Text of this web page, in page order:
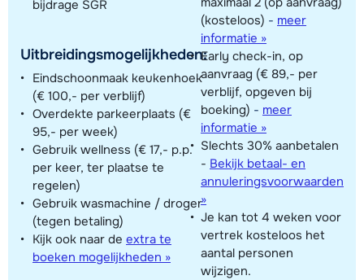
bijdrage SGR
Uitbreidingsmogelijkheden:
Eindschoonmaak keukenhoek
(€ 100,- per verblijf)
Overdekte parkeerplaats (€
95,- per week)
Gebruik wellness (€ 17,- p.p.
per keer, ter plaatse te
regelen)
Gebruik wasmachine / droger
(tegen betaling)
Kijk ook naar de extra te
boeken mogelijkheden »
(kosteloos) - meer
informatie »
Early check-in, op
aanvraag (€ 89,- per
verblijf, opgeven bij
boeking) - meer
informatie »
Slechts 30% aanbetalen
- Bekijk betaal- en
annuleringsvoorwaarden
»
Je kan tot 4 weken voor
vertrek kosteloos het
aantal personen
wijzigen.